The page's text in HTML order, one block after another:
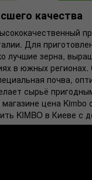
качества
Для
лучшие зерна,
в южных регионах.
почва,
сырьё
цена Kimbo
KIMBO в Киеве с